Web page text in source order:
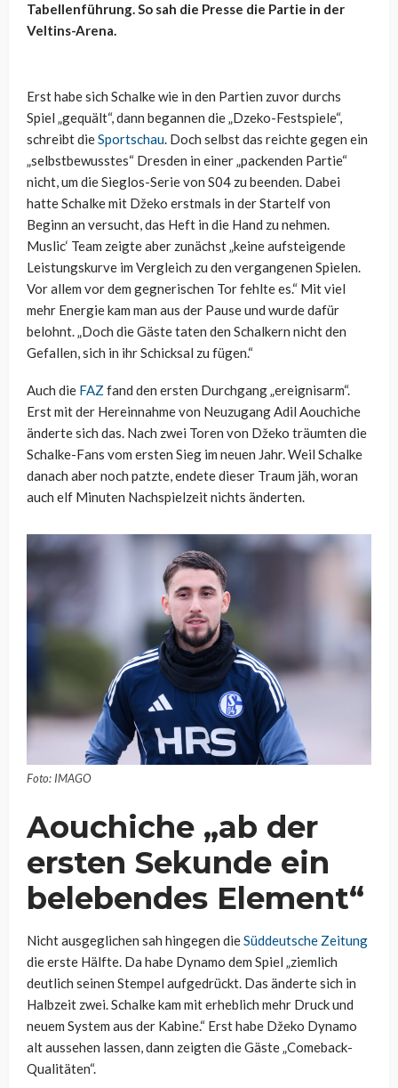
Tabellenführung. So sah die Presse die Partie in der
Veltins-Arena.
Erst habe sich Schalke wie in den Partien zuvor durchs
Spiel „gequält“, dann begannen die „Dzeko-Festspiele“,
schreibt dieSportschau. Doch selbst das reichte gegen ein
„selbstbewusstes“ Dresden in einer „packenden Partie“
nicht, um die Sieglos-Serie von S04 zu beenden. Dabei
hatte Schalke mit Džeko erstmals in der Startelf von
Beginn an versucht, das Heft in die Hand zu nehmen.
Muslic‘ Team zeigte aber zunächst „keine aufsteigende
Leistungskurve im Vergleich zu den vergangenen Spielen.
Vor allem vor dem gegnerischen Tor fehlte es.“ Mit viel
mehr Energie kam man aus der Pause und wurde dafür
belohnt. „Doch die Gäste taten den Schalkern nicht den
Gefallen, sich in ihr Schicksal zu fügen.“
Auch die FAZ fand den ersten Durchgang „ereignisarm“.
Erst mit der Hereinnahme von Neuzugang Adil Aouchiche
änderte sich das. Nach zwei Toren von Džeko träumten die
Schalke-Fans vom ersten Sieg im neuen Jahr. Weil Schalke
danach aber noch patzte, endete dieser Traum jäh, woran
auch elf Minuten Nachspielzeit nichts änderten.
Foto: IMAGO
Aouchiche „ab der
ersten Sekunde ein
belebendes Element“
Nicht ausgeglichen sah hingegen dieSüddeutsche Zeitung
die erste Hälfte. Da habe Dynamo dem Spiel „ziemlich
deutlich seinen Stempel aufgedrückt. Das änderte sich in
Halbzeit zwei. Schalke kam mit erheblich mehr Druck und
neuem System aus der Kabine.“ Erst habe Džeko Dynamo
alt aussehen lassen, dann zeigten die Gäste „Comeback-
Qualitäten“.